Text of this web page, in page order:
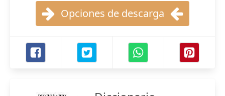
Opciones de descarga